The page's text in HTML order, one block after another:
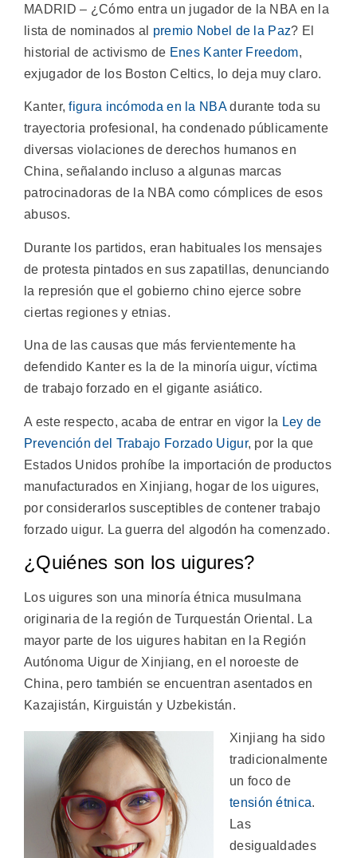
MADRID – ¿Cómo entra un jugador de la NBA en la
lista de nominados al premio Nobel de la Paz? El
historial de activismo de Enes Kanter Freedom,
exjugador de los Boston Celtics, lo deja muy claro.
Kanter,figura incómoda en la NBAdurante toda su
trayectoria profesional, ha condenado públicamente
diversas violaciones de derechos humanos en
China, señalando incluso a algunas marcas
patrocinadoras de la NBA como cómplices de esos
abusos.
Durante los partidos, eran habituales los mensajes
de protesta pintados en sus zapatillas, denunciando
la represión que el gobierno chino ejerce sobre
ciertas regiones y etnias.
Una de las causas que más fervientemente ha
defendido Kanter es la de la minoría uigur, víctima
de trabajo forzado en el gigante asiático.
A este respecto, acaba de entrar en vigor la Ley de
Prevención del Trabajo Forzado Uigur, por la que
Estados Unidos prohíbe la importación de productos
manufacturados en Xinjiang, hogar de los uigures,
por considerarlos susceptibles de contener trabajo
forzado uigur. La guerra del algodón ha comenzado.
¿Quiénes son los uigures?
Los uigures son una minoría étnica musulmana
originaria de la región de Turquestán Oriental. La
mayor parte de los uigures habitan en la Región
Autónoma Uigur de Xinjiang, en el noroeste de
China, pero también se encuentran asentados en
Kazajistán, Kirguistán y Uzbekistán.
Xinjiang ha sido
tradicionalmente
un foco de
tensión étnica.
Las
desigualdades